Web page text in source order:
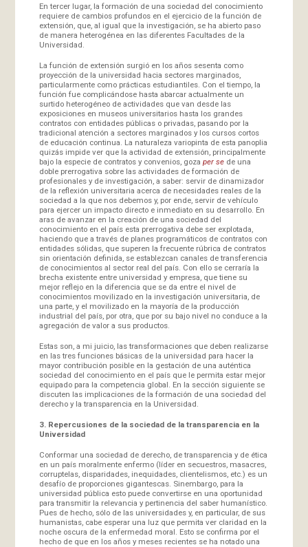
En tercer lugar, la formación de una sociedad del conocimiento
requiere de cambios profundos en el ejercicio de la función de
extensión, que, al igual que la investigación, se ha abierto paso
de manera heterogénea en las diferentes Facultades de la
Universidad.
La función de extensión surgió en los años sesenta como
proyección de la universidad hacia sectores marginados,
particularmente como prácticas estudiantiles. Con el tiempo, la
función fue complicándose hasta abarcar actualmente un
surtido heterogéneo de actividades que van desde las
exposiciones en museos universitarios hasta los grandes
contratos con entidades públicas o privadas, pasando por la
tradicional atención a sectores marginados y los cursos cortos
de educación continua. La naturaleza variopinta de esta panoplia
quizás impide ver que la actividad de extensión, principalmente
bajo la especie de contratos y convenios, goza per se de una
doble prerrogativa sobre las actividades de formación de
profesionales y de investigación, a saber: servir de dinamizador
de la reflexión universitaria acerca de necesidades reales de la
sociedad a la que nos debemos y, por ende, servir de vehículo
para ejercer un impacto directo e inmediato en su desarrollo. En
aras de avanzar en la creación de una sociedad del
conocimiento en el país esta prerrogativa debe ser explotada,
haciendo que a través de planes programáticos de contratos con
entidades sólidas, que superen la frecuente rúbrica de contratos
sin orientación definida, se establezcan canales de transferencia
de conocimientos al sector real del país. Con ello se cerraría la
brecha existente entre universidad y empresa, que tiene su
mejor reflejo en la diferencia que se da entre el nivel de
conocimientos movilizado en la investigación universitaria, de
una parte, y el movilizado en la mayoría de la producción
industrial del país, por otra, que por su bajo nivel no conduce a la
agregación de valor a sus productos.
Estas son, a mi juicio, las transformaciones que deben realizarse
en las tres funciones básicas de la universidad para hacer la
mayor contribución posible en la gestación de una auténtica
sociedad del conocimiento en el país que le permita estar mejor
equipado para la competencia global. En la sección siguiente se
discuten las implicaciones de la formación de una sociedad del
derecho y la transparencia en la Universidad.
3. Repercusiones de la sociedad de la transparencia en la
Universidad
Conformar una sociedad de derecho, de transparencia y de ética
en un país moralmente enfermo (líder en secuestros, masacres,
corruptelas, disparidades, inequidades, clientelismos, etc.) es un
desafío de proporciones gigantescas. Sinembargo, para la
universidad pública esto puede convertirse en una oportunidad
para transmitir la relevancia y pertinencia del saber humanístico.
Pues de hecho, sólo de las universidades y, en particular, de sus
humanistas, cabe esperar una luz que permita ver claridad en la
noche oscura de la enfermedad moral. Esto se confirma por el
hecho de que en los años y meses recientes se ha notado una